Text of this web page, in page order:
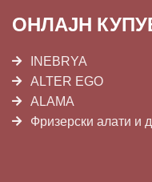
ОНЛАЈН
INEBRYA
ALTER EGO
ALAMA
Фризерски алати и